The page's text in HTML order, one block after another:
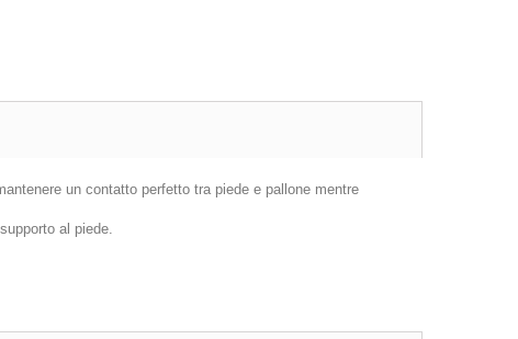
un contatto perfetto tra piede e pallone mentre
al piede.